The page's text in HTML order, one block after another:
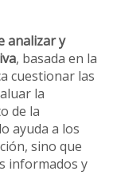
analizar y
, basada en la
cuestionar las
la
de la
ayuda a los
sino que
informados y